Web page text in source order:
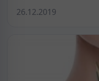
26.12.2019